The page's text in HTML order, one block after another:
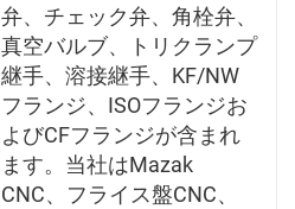
弁、チェック弁、角栓弁、
真空バルブ、トリクランプ
継手、溶接継手、KF/NW
フランジ、ISOフランジお
よびCFフランジが含まれ
ます。当社はMazak
CNC、フライス盤CNC、